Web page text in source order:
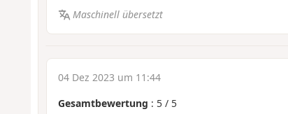
Maschinell übersetzt
04 Dez 2023 um 11:44
Gesamtbewertung : 5/ 5